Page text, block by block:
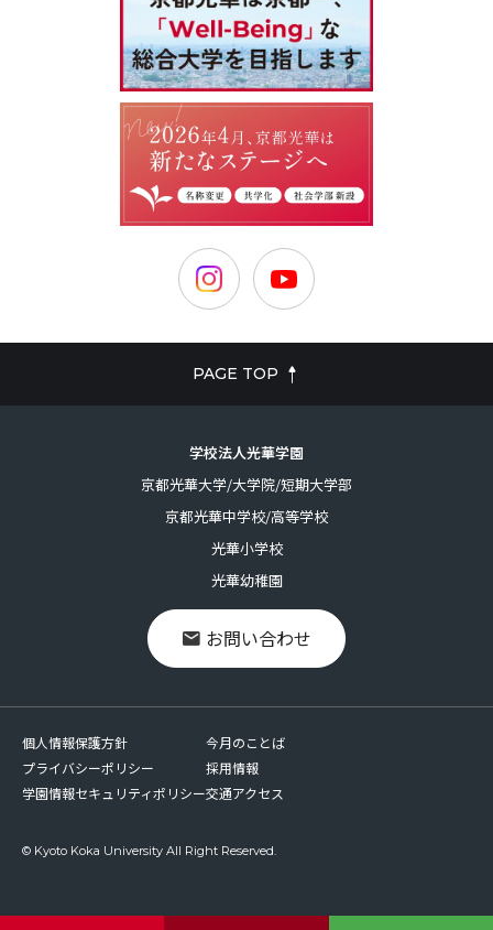
PAGE TOP
学校法人光華学園
京都光華大学/大学院/短期大学部
京都光華中学校/高等学校
光華小学校
光華幼稚園
お問い合わせ
個人情報保護方針
プライバシーポリシー
学園情報セキュリティポリシー
今月のことば
採用情報
交通アクセス
© Kyoto Koka University All Right Reserved.